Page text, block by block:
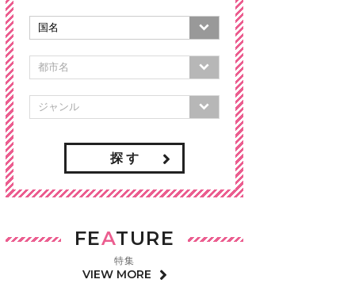
探 す
FEATURE
特集
VIEW MORE